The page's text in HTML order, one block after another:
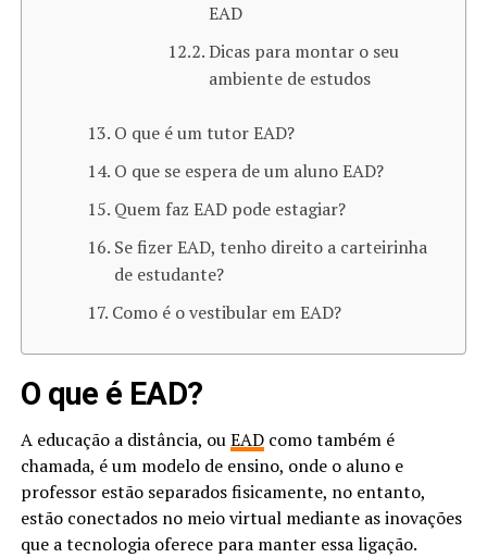
EAD
Dicas para montar o seu
ambiente de estudos
O que é um tutor EAD?
O que se espera de um aluno EAD?
Quem faz EAD pode estagiar?
Se fizer EAD, tenho direito a carteirinha
de estudante?
Como é o vestibular em EAD?
O que é EAD?
A educação a distância, ouEADcomo também é
chamada, é um modelo de ensino, onde o aluno e
professor estão separados fisicamente, no entanto,
estão conectados no meio virtual mediante as inovações
que a tecnologia oferece para manter essa ligação.